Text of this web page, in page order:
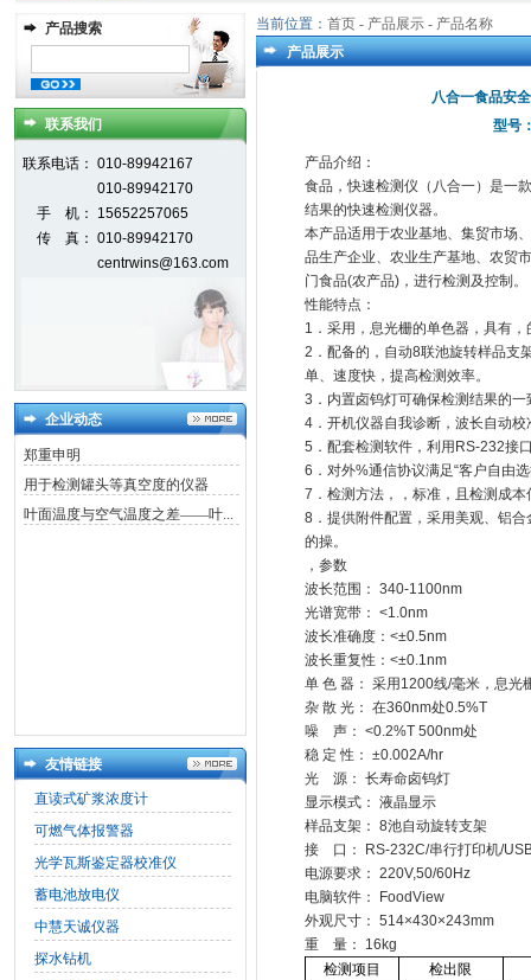
产品搜索
联系我们
联系电话： 010-89942167
010-89942170
手 机：
15652257065
传 真： 010-89942170
centrwins@163.com
企业动态
郑重申明
用于检测罐头等真空度的仪器
叶面温度与空气温度之差——叶...
友情链接
直读式矿浆浓度计
可燃气体报警器
光学瓦斯鉴定器校准仪
蓄电池放电仪
中慧天诚仪器
探水钻机
当前位置： 首页 - 产品展示 - 产品名称
产品展示
八合一食品安
型号
产品介绍：
食品，快速检测仪（八合一）是一
结果的快速检测仪器。
本产品适用于农业基地、集贸市场
品生产企业、农业生产基地、农贸
门食品(农产品)，进行检测及控制。
性能特点：
1．采用，息光栅的单色器，具有
2．配备的，自动8联池旋转样品支
单、速度快，提高检测效率。
3．内置卤钨灯可确保检测结果的一
4．开机仪器自我诊断，波长自动
5．配套检测软件，利用RS-232接
6．对外%通信协议满足“客户自由
7．检测方法，，标准，且检测成
8．提供附件配置，采用美观、铝
的操。
，参数
波长范围： 340-1100nm
光谱宽带： <1.0nm
波长准确度：<±0.5nm
波长重复性：<±0.1nm
单 色 器： 采用1200线/毫米，息光
杂 散 光： 在360nm处0.5%T
噪 声： <0.2%T 500nm处
稳 定 性： ±0.002A/hr
光 源： 长寿命卤钨灯
显示模式： 液晶显示
样品支架： 8池自动旋转支架
接 口： RS-232C/串行打印机/
电源要求： 220V,50/60Hz
电脑软件： FoodView
外观尺寸： 514×430×243mm
重 量： 16kg
检测项目
检出限